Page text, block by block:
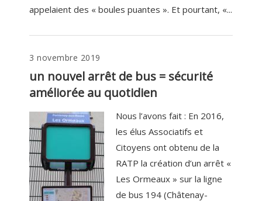
appelaient des « boules puantes ». Et pourtant, «...
3 novembre 2019
un nouvel arrêt de bus = sécurité
améliorée au quotidien
Nous l’avons fait : En 2016,
les élus Associatifs et
Citoyens ont obtenu de la
RATP la création d’un arrêt «
Les Ormeaux » sur la ligne
de bus 194 (Châtenay-